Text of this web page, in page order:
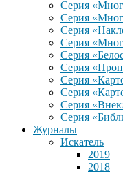
Серия
Серия
Серия
Серия
Серия
Серия
Серия
Серия
Серия
Серия
Журналы
Искатель
2019
2018